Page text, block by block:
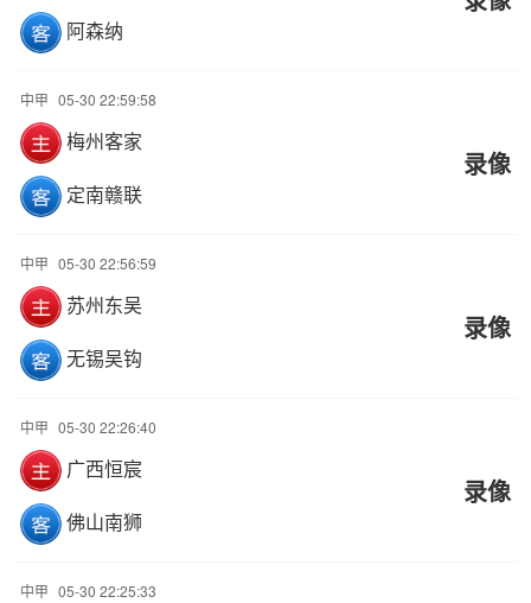
阿森纳
中甲 05-30 22:59:58
梅州客家
定南赣联
录像
中甲 05-30 22:56:59
苏州东吴
无锡吴钩
录像
中甲 05-30 22:26:40
广西恒宸
佛山南狮
录像
中甲 05-30 22:25:33